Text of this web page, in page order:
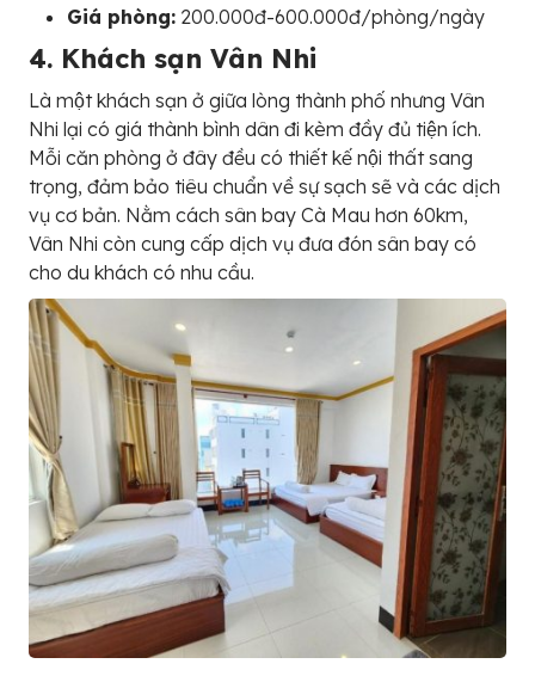
Giá phòng: 200.000đ-600.000đ/phòng/ngày
4. Khách sạn Vân Nhi
Là một khách sạn ở giữa lòng thành phố nhưng Vân
Nhi lại có giá thành bình dân đi kèm đầy đủ tiện ích.
Mỗi căn phòng ở đây đều có thiết kế nội thất sang
trọng, đảm bảo tiêu chuẩn về sự sạch sẽ và các dịch
vụ cơ bản. Nằm cách sân bay Cà Mau hơn 60km,
Vân Nhi còn cung cấp dịch vụ đưa đón sân bay có
cho du khách có nhu cầu.